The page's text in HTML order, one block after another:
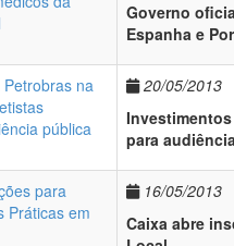
Governo
Espanha e
20/05/2013
para
16/05/2013
Caixa abre